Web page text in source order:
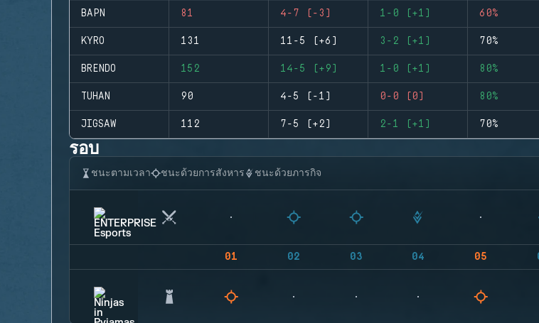
BAPN 81 4-7 (-3) 1-0 (+1) 60%
KYRO 131 11-5 (+6) 3-2 (+1) 70%
BRENDO 152 14-5 (+9) 1-0 (+1) 80%
TUHAN 90 4-5 (-1) 0-0 (0) 80%
JIGSAW 112 7-5 (+2) 2-1 (+1) 70%
รอบ
ชนะตามเวลา ชนะด้วยการสังหาร ชนะด้วยภารกิจ
01 02 03 04 05